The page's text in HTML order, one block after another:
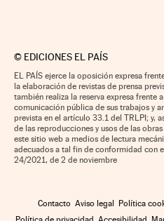
© EDICIONES EL PAÍS
EL PAÍS ejerce la oposición expresa
la elaboración de revistas de prensa
también realiza la reserva expresa frente
comunicación pública de sus trabajos y
prevista en el artículo 33.1 del TRLPI; y,
de las reproducciones y usos de las
este sitio web a medios de lectura
adecuados a tal fin de conformidad con
24/2021, de 2 de noviembre
Contacto Aviso legal Política